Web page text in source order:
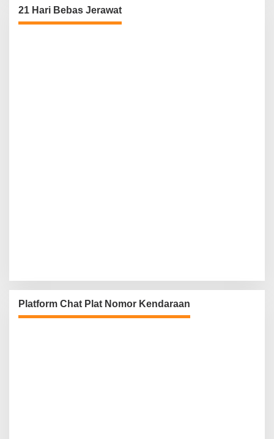
21 Hari Bebas Jerawat
Platform Chat Plat Nomor Kendaraan